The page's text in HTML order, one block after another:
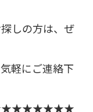
しの方は、ぜ
軽にご連絡下